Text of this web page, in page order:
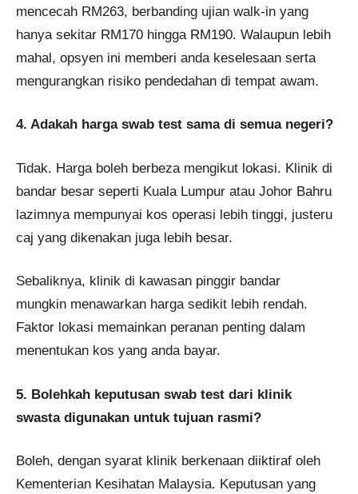
mencecah RM263, berbanding ujian walk-in yang
hanya sekitar RM170 hingga RM190. Walaupun lebih
mahal, opsyen ini memberi anda keselesaan serta
mengurangkan risiko pendedahan di tempat awam.
4. Adakah harga swab test sama di semua negeri?
Tidak. Harga boleh berbeza mengikut lokasi. Klinik di
bandar besar seperti Kuala Lumpur atau Johor Bahru
lazimnya mempunyai kos operasi lebih tinggi, justeru
caj yang dikenakan juga lebih besar.
Sebaliknya, klinik di kawasan pinggir bandar
mungkin menawarkan harga sedikit lebih rendah.
Faktor lokasi memainkan peranan penting dalam
menentukan kos yang anda bayar.
5. Bolehkah keputusan swab test dari klinik
swasta digunakan untuk tujuan rasmi?
Boleh, dengan syarat klinik berkenaan diiktiraf oleh
Kementerian Kesihatan Malaysia. Keputusan yang